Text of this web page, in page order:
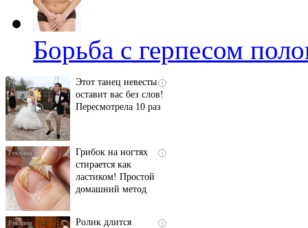
Борьба с герпесом
Скрытая камера на
их не видят...
i
Этот танец невесты
оставит вас без слов!
Пересмотрела 10 раз
i
Грибок на ногтях
стирается как
ластиком! Простой
домашний метод
i
Ролик длится